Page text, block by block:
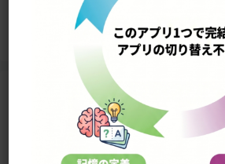
このサイトについて
単語の検索法